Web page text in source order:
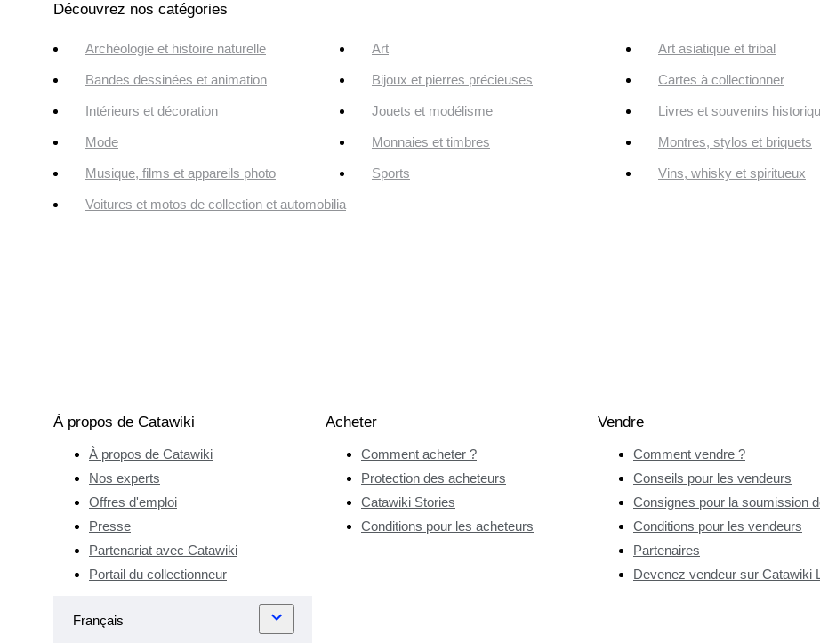
Découvrez nos catégories
Archéologie et histoire naturelle Art Art asiatique et tribal
Bandes dessinées et animation Bijoux et pierres précieuses Cartes à collectionner
Intérieurs et décoration Jouets et modélisme Livres et souvenirs
Mode Monnaies et timbres Montres, stylos et briquets
Musique, films et appareils photo Sports Vins, whisky et spiritueux
Voitures et motos de collection et automobilia
À propos de Catawiki
À propos de Catawiki
Nos experts
Offres d'emploi
Presse
Partenariat avec Catawiki
Portail du collectionneur
Acheter
Comment acheter ?
Protection des acheteurs
Catawiki Stories
Conditions pour les acheteurs
Vendre
Comment vendre ?
Conseils pour les vendeurs
Consignes pour la soumission
Conditions pour les vendeurs
Partenaires
Devenez vendeur sur Catawiki